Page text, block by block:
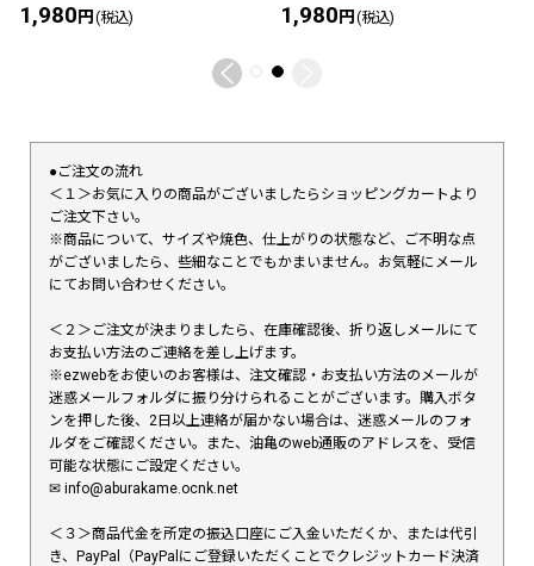
1,980円 (税込) 1,980円 (税込)
●ご注文の流れ
＜１＞お気に入りの商品がございましたらショッピングカートより
ご注文下さい。
※商品について、サイズや焼色、仕上がりの状態など、ご不明な点
がございましたら、些細なことでもかまいません。お気軽にメール
にてお問い合わせください。
＜２＞ご注文が決まりましたら、在庫確認後、折り返しメールにて
お支払い方法のご連絡を差し上げます。
※ezwebをお使いのお客様は、注文確認・お支払い方法のメールが
迷惑メールフォルダに振り分けられることがございます。購入ボタ
ンを押した後、2日以上連絡が届かない場合は、迷惑メールのフォ
ルダをご確認ください。また、油亀のweb通販のアドレスを、受信
可能な状態にご設定ください。
✉︎ info@aburakame.ocnk.net
＜３＞商品代金を所定の振込口座にご入金いただくか、または代引
き、PayPal（PayPalにご登録いただくことでクレジットカード決済